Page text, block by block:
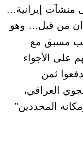
منشآت إيرانية…
من قبل… وهو
مسبق مع
على الأجواء
ثمن
العراقي،
المحددين”